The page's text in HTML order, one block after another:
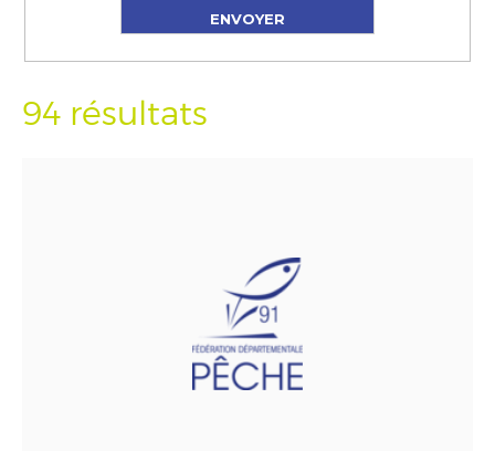
94 résultats